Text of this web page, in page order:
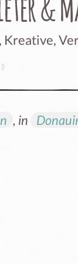
, in